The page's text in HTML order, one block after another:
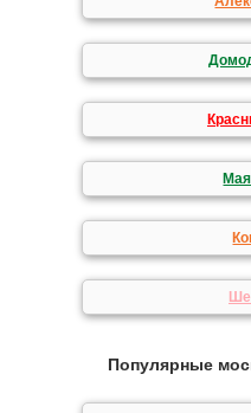
Популярные